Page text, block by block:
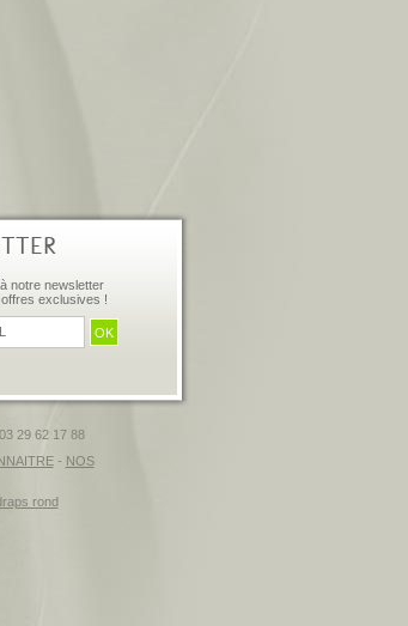
notre newsletter
exclusives !
29 62 17 88
- NOS
rond